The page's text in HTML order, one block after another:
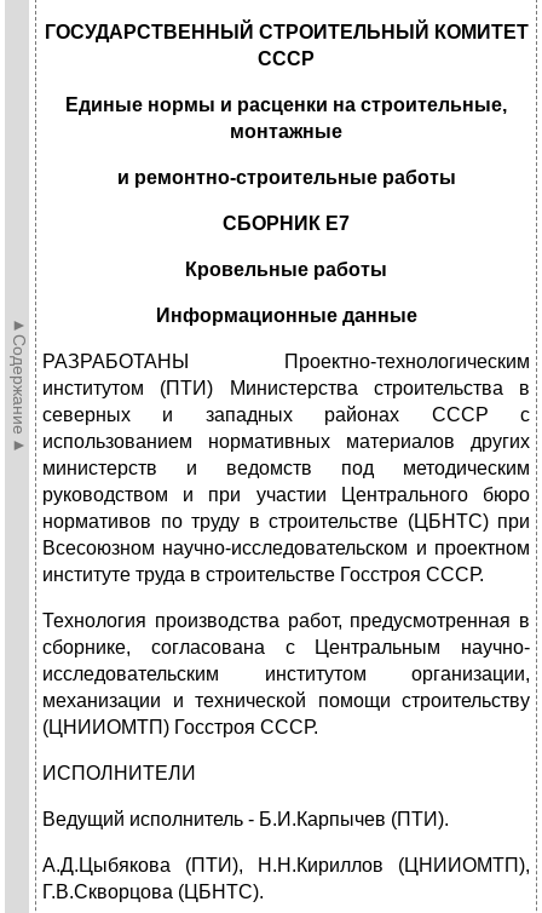
►Содержание►
ГОСУДАРСТВЕННЫЙ СТРОИТЕЛЬНЫЙ КОМИТЕТ
СССР
Единые нормы и расценки на строительные,
монтажные
и ремонтно-строительные работы
СБОРНИК Е7
Кровельные работы
Информационные данные
РАЗРАБОТАНЫ Проектно-технологическим
институтом (ПТИ) Министерства строительства в
северных и западных районах СССР с
использованием нормативных материалов других
министерств и ведомств под методическим
руководством и при участии Центрального бюро
нормативов по труду в строительстве (ЦБНТС) при
Всесоюзном научно-исследовательском и проектном
институте труда в строительстве Госстроя СССР.
Технология производства работ, предусмотренная в
сборнике, согласована с Центральным научно-
исследовательским институтом организации,
механизации и технической помощи строительству
(ЦНИИОМТП) Госстроя СССР.
ИСПОЛНИТЕЛИ
Ведущий исполнитель - Б.И.Карпычев (ПТИ).
А.Д.Цыбякова (ПТИ), Н.Н.Кириллов (ЦНИИОМТП),
Г.В.Скворцова (ЦБНТС).